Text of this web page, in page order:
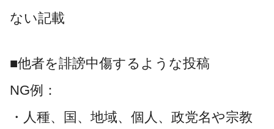
ない記載
■他者を誹謗中傷するような投稿
NG例：
・人種、国、地域、個人、政党名や宗教